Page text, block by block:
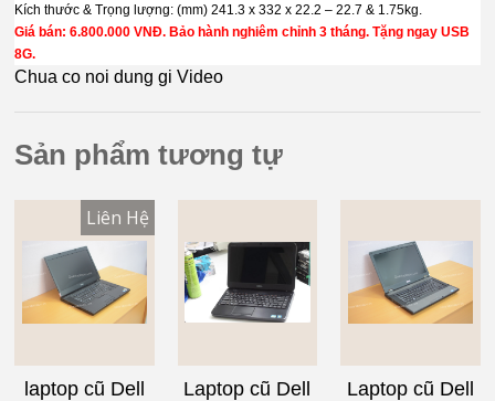
Kích thước & Trọng lượng: (mm) 241.3 x 332 x 22.2 – 22.7 & 1.75kg.
Giá bán: 6.800.000 VNĐ. Bảo hành nghiêm chỉnh 3 tháng. Tặng ngay USB
8G.
Chua co noi dung gi Video
Sản phẩm tương tự
laptop cũ Dell
Liên Hệ
Laptop cũ Dell
Laptop cũ Dell